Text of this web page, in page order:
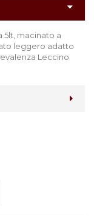
5lt, macinato a
leggero adatto
Leccino